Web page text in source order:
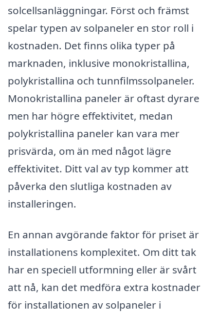
solcellsanläggningar. Först och främst
spelar typen av solpaneler en stor roll i
kostnaden. Det finns olika typer på
marknaden, inklusive monokristallina,
polykristallina och tunnfilmssolpaneler.
Monokristallina paneler är oftast dyrare
men har högre effektivitet, medan
polykristallina paneler kan vara mer
prisvärda, om än med något lägre
effektivitet. Ditt val av typ kommer att
påverka den slutliga kostnaden av
installeringen.
En annan avgörande faktor för priset är
installationens komplexitet. Om ditt tak
har en speciell utformning eller är svårt
att nå, kan det medföra extra kostnader
för installationen av solpaneler i